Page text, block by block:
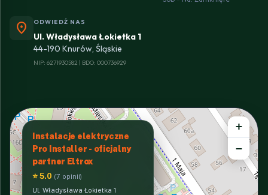
location_on ODWIEDŹ NAS
Ul. Władysława Łokietka 1
44-190 Knurów, Śląskie
NIP: 6271930582 | BDO: 000736929
Instalacje elektryczne
Pro Installer - oficjalny
partner Eltrox
⭐ 5.0 (7 opinii)
Ul. Władysława Łokietka 1
+
−